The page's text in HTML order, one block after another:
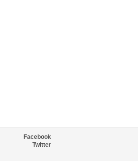
Facebook
Twitter